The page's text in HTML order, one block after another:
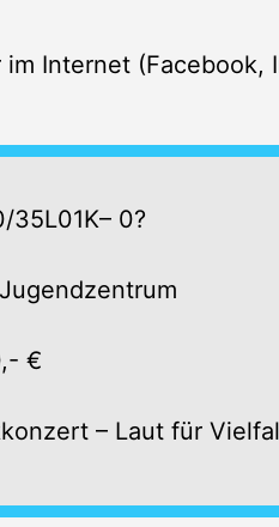
Internet (Facebook,
35L01K– 0?
€
– Laut für